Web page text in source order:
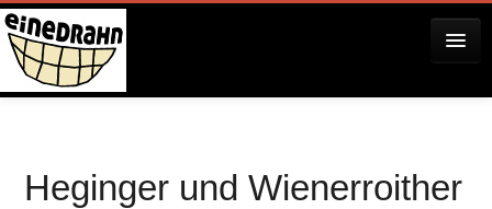
Heginger und Wienerroither